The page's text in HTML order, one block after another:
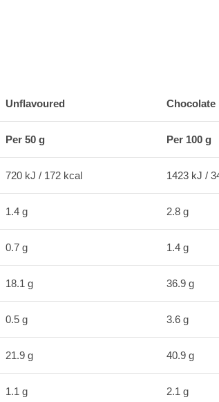
Unflavoured Chocolate
Per 50 g Per 100 g
720 kJ / 172 kcal 1423 kJ /
1.4 g 2.8 g
0.7 g 1.4 g
18.1 g 36.9 g
0.5 g 3.6 g
21.9 g 40.9 g
1.1 g 2.1 g